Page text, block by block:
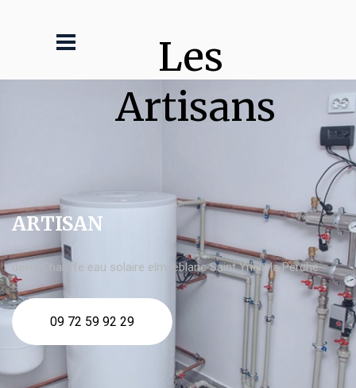
Les
Artisans
ARTISAN
devis Chauffe eau solaire elm leblanc Saint Yrieix la Perche
09 72 59 92 29